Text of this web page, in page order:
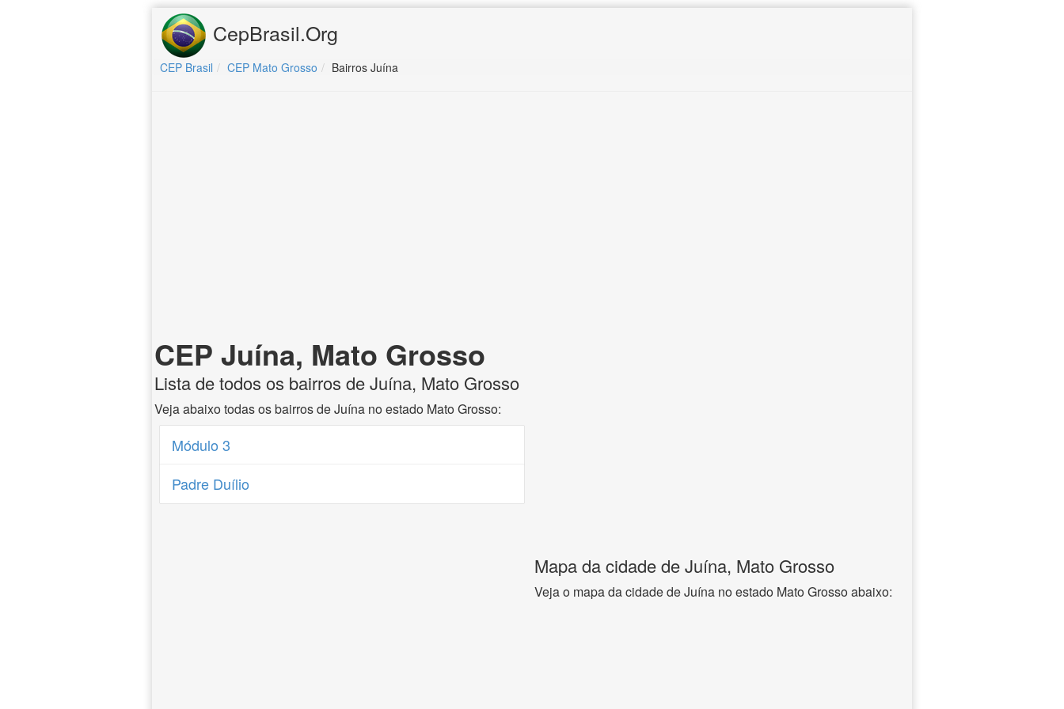
CepBrasil.Org
CEP Brasil CEP Mato Grosso Bairros Juína
CEP Juína, Mato Grosso
Lista de todos os bairros de Juína, Mato Grosso
Veja abaixo todas os bairros de Juína no estado Mato Grosso:
Módulo 3
Padre Duílio
Mapa da cidade de Juína, Mato Grosso
Veja o mapa da cidade de Juína no estado Mato Grosso abaixo: